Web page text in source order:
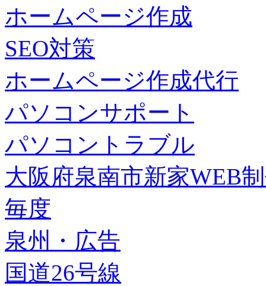
ホームページ作成
SEO対策
ホームページ作成代行
パソコンサポート
パソコントラブル
大阪府泉南市新家WEB
毎度
泉州・広告
国道26号線